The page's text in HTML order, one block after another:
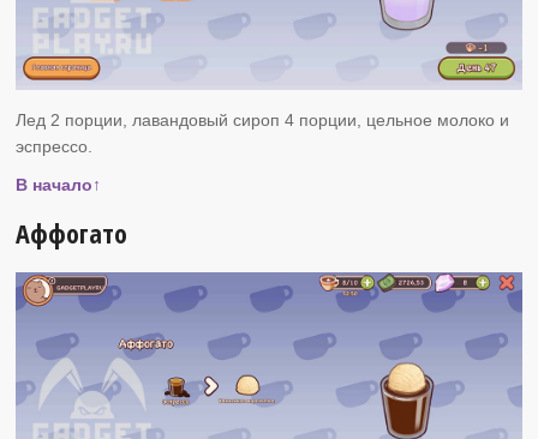
Лед 2 порции, лавандовый сироп 4 порции, цельное молоко и
эспрессо.
В начало↑
Аффогато